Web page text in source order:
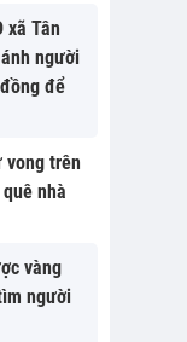
xã Tân
người
để
vong trên
nhà
vàng
người